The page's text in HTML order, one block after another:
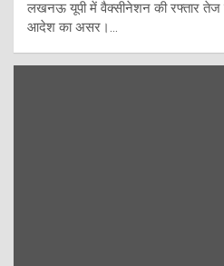
लखनऊ यूपी में वैक्सीनेशन की रफ्तार तेज
आदेश का असर।…